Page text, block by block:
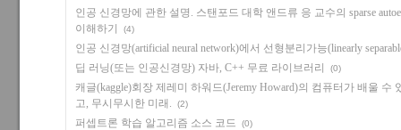
인공 신경망에 관한 설명. 스탠포드 대학 앤드류 응 교수의 sparse
이해하기
(4)
인공 신경망(artificial neural network)에서 선형분리가능(linearly
딥 러닝(또는 인공신경망) 자바, C++ 무료 라이브러리
(0)
캐글(kaggle)회장 제레미 하워드(Jeremy Howard)의 컴퓨터가 배울 수
고, 무시무시한 미래.
(2)
퍼셉트론 학습 알고리즘 소스 코드 (0)